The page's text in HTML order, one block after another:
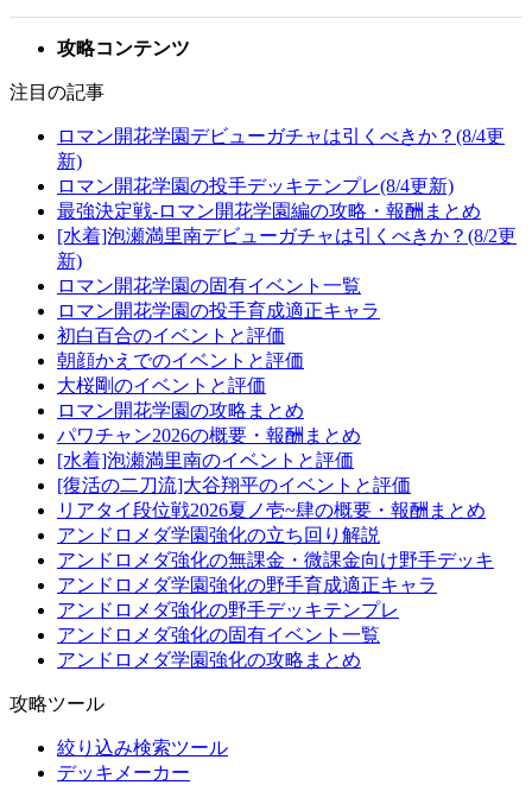
攻略コンテンツ
注目の記事
ロマン開花学園デビューガチャは引くべきか？(8/4更
新)
ロマン開花学園の投手デッキテンプレ(8/4更新)
最強決定戦-ロマン開花学園編の攻略・報酬まとめ
[水着]泡瀬満里南デビューガチャは引くべきか？(8/2更
新)
ロマン開花学園の固有イベント一覧
ロマン開花学園の投手育成適正キャラ
初白百合のイベントと評価
朝顔かえでのイベントと評価
大桜剛のイベントと評価
ロマン開花学園の攻略まとめ
パワチャン2026の概要・報酬まとめ
[水着]泡瀬満里南のイベントと評価
[復活の二刀流]大谷翔平のイベントと評価
リアタイ段位戦2026夏ノ壱~肆の概要・報酬まとめ
アンドロメダ学園強化の立ち回り解説
アンドロメダ強化の無課金・微課金向け野手デッキ
アンドロメダ学園強化の野手育成適正キャラ
アンドロメダ強化の野手デッキテンプレ
アンドロメダ強化の固有イベント一覧
アンドロメダ学園強化の攻略まとめ
攻略ツール
絞り込み検索ツール
デッキメーカー